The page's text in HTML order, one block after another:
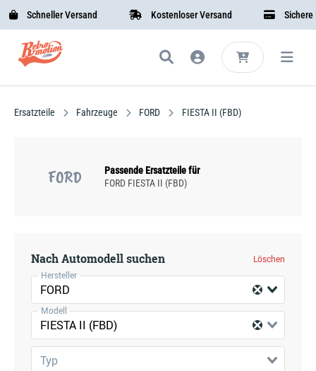
Schneller Versand Kostenloser Versand Sichere
Ersatzteile Fahrzeuge FORD FIESTA II (FBD)
FORD
Passende Ersatzteile für
FORD FIESTA II (FBD)
Nach Automodell suchen
Löschen
Hersteller
FORD
Modell
FIESTA II (FBD)
Typ